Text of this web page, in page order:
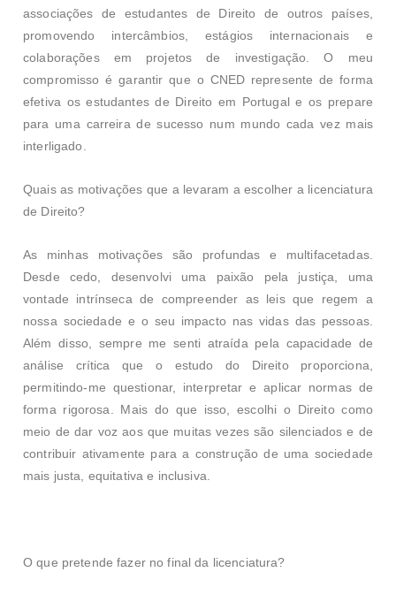
associações de estudantes de Direito de outros países,
promovendo intercâmbios, estágios internacionais e
colaborações em projetos de investigação. O meu
compromisso é garantir que o CNED represente de forma
efetiva os estudantes de Direito em Portugal e os prepare
para uma carreira de sucesso num mundo cada vez mais
interligado.
Quais as motivações que a levaram a escolher a licenciatura
de Direito?
As minhas motivações são profundas e multifacetadas.
Desde cedo, desenvolvi uma paixão pela justiça, uma
vontade intrínseca de compreender as leis que regem a
nossa sociedade e o seu impacto nas vidas das pessoas.
Além disso, sempre me senti atraída pela capacidade de
análise crítica que o estudo do Direito proporciona,
permitindo-me questionar, interpretar e aplicar normas de
forma rigorosa. Mais do que isso, escolhi o Direito como
meio de dar voz aos que muitas vezes são silenciados e de
contribuir ativamente para a construção de uma sociedade
mais justa, equitativa e inclusiva.
O que pretende fazer no final da licenciatura?